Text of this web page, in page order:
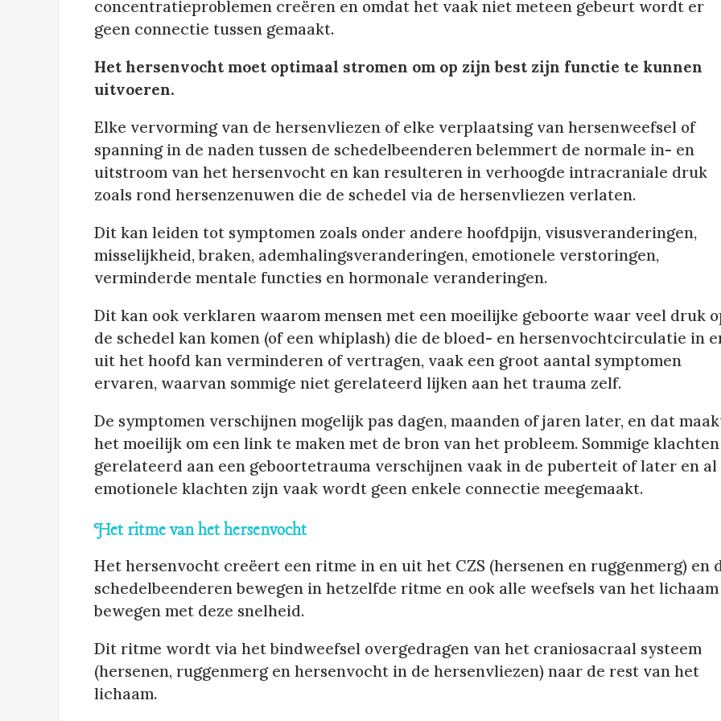
concentratieproblemen creëren en omdat het vaak niet meteen gebeurt wordt er
geen connectie tussen gemaakt.
Het hersenvocht moet optimaal stromen om op zijn best zijn functie te kunnen
uitvoeren.
Elke vervorming van de hersenvliezen of elke verplaatsing van hersenweefsel of
spanning in de naden tussen de schedelbeenderen belemmert de normale in- en
uitstroom van het hersenvocht en kan resulteren in verhoogde intracraniale druk
zoals rond hersenzenuwen die de schedel via de hersenvliezen verlaten.
Dit kan leiden tot symptomen zoals onder andere hoofdpijn, visusveranderingen,
misselijkheid, braken, ademhalingsveranderingen, emotionele verstoringen,
verminderde mentale functies en hormonale veranderingen.
Dit kan ook verklaren waarom mensen met een moeilijke geboorte waar veel druk
de schedel kan komen (of een whiplash) die de bloed- en hersenvochtcirculatie in
uit het hoofd kan verminderen of vertragen, vaak een groot aantal symptomen
ervaren, waarvan sommige niet gerelateerd lijken aan het trauma zelf.
De symptomen verschijnen mogelijk pas dagen, maanden of jaren later, en dat
het moeilijk om een link te maken met de bron van het probleem. Sommige klachten
gerelateerd aan een geboortetrauma verschijnen vaak in de puberteit of later en al
emotionele klachten zijn vaak wordt geen enkele connectie meegemaakt.
Het ritme van het hersenvocht
Het hersenvocht creëert een ritme in en uit het CZS (hersenen en ruggenmerg) en
schedelbeenderen bewegen in hetzelfde ritme en ook alle weefsels van het lichaam
bewegen met deze snelheid.
Dit ritme wordt via het bindweefsel overgedragen van het craniosacraal systeem
(hersenen, ruggenmerg en hersenvocht in de hersenvliezen) naar de rest van het
lichaam.